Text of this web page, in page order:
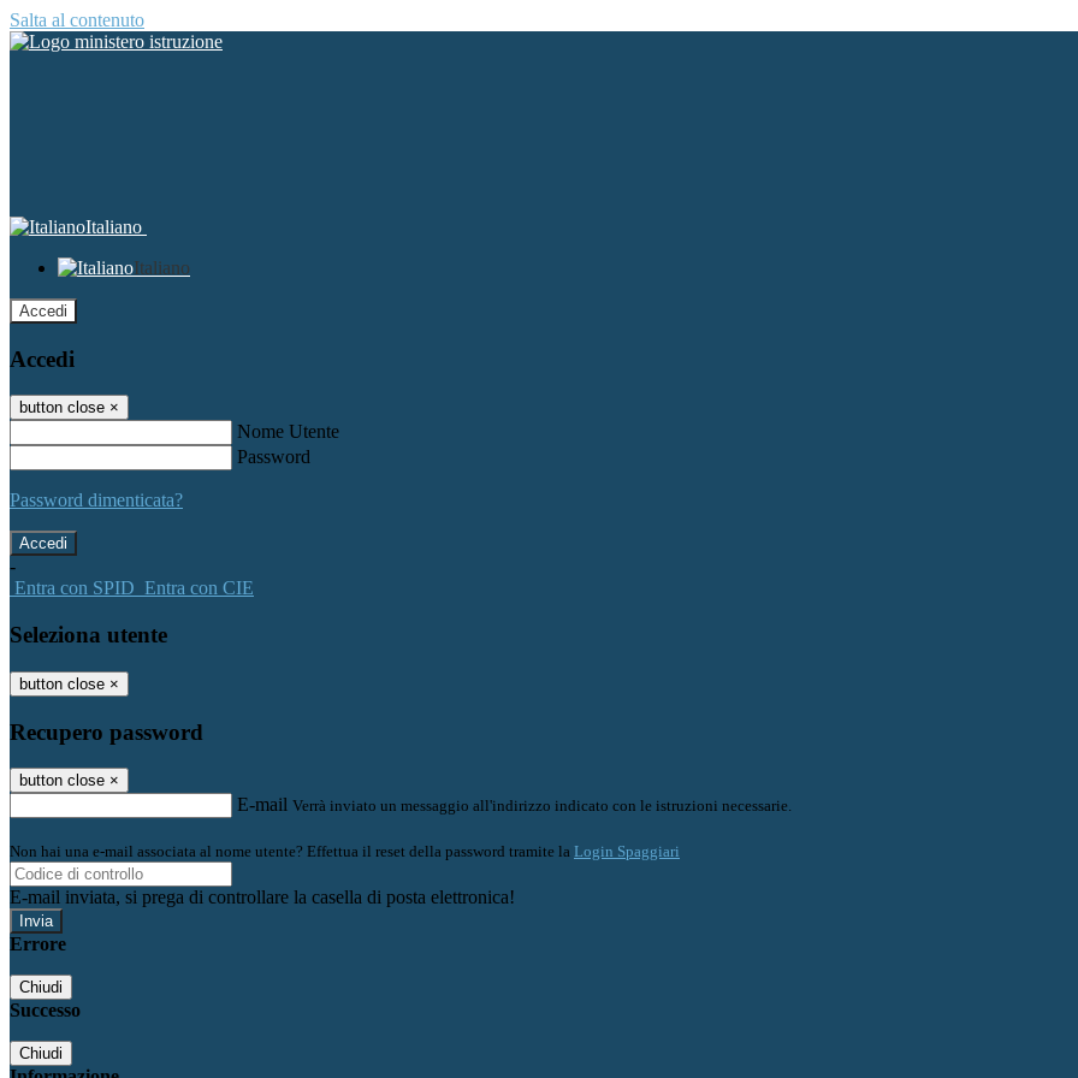
Salta al contenuto
Italiano
Italiano
Accedi
Accedi
button close ×
Nome Utente
Password
Password dimenticata?
-
Entra con SPID Entra con CIE
Seleziona utente
button close ×
Recupero password
button close ×
E-mail Verrà inviato un messaggio all'indirizzo indicato con le istruzioni necessarie.
Non hai una e-mail associata al nome utente? Effettua il reset della password tramite la Login Spaggiari
E-mail inviata, si prega di controllare la casella di posta elettronica!
Errore
Chiudi
Successo
Chiudi